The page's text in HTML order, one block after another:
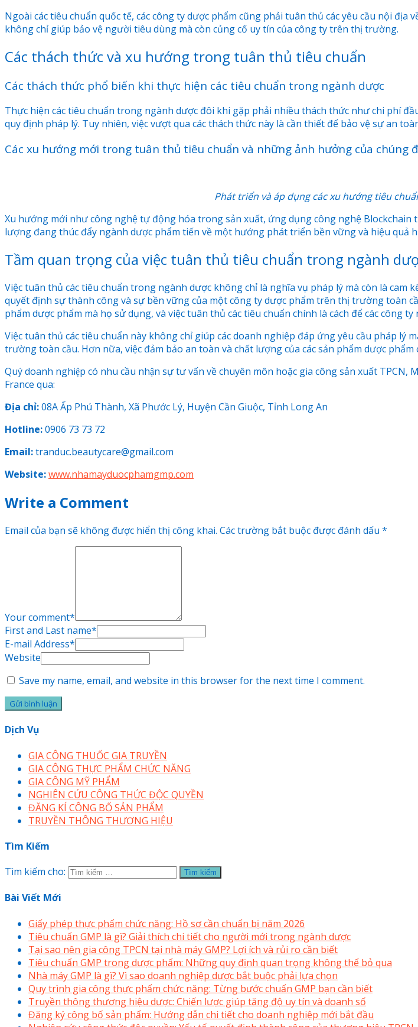
Ngoài các tiêu chuẩn quốc tế, các công ty dược phẩm cũng phải tuân thủ các yêu cầu nội
không chỉ giúp bảo vệ người tiêu dùng mà còn củng cố uy tín của công ty trên thị trường.
Các thách thức và xu hướng trong tuân thủ tiêu chuẩn
Các thách thức phổ biến khi thực hiện các tiêu chuẩn trong ngành dược
Thực hiện các tiêu chuẩn trong ngành dược đôi khi gặp phải nhiều thách thức như chi phí
quy định pháp lý. Tuy nhiên, việc vượt qua các thách thức này là cần thiết để bảo vệ sự an
Các xu hướng mới trong tuân thủ tiêu chuẩn và những ảnh hưởng của chúng
Phát triển và áp dụng các xu hướng tiêu
Xu hướng mới như công nghệ tự động hóa trong sản xuất, ứng dụng công nghệ
lượng đang thúc đẩy ngành dược phẩm tiến về một hướng phát triển bền vững và hiệu quả
Tầm quan trọng của việc tuân thủ tiêu chuẩn trong ngành
Việc tuân thủ các tiêu chuẩn trong ngành dược không chỉ là nghĩa vụ pháp lý mà còn là cam
quyết định sự thành công và sự bền vững của một công ty dược phẩm trên thị trường toàn
phẩm dược phẩm mà họ sử dụng, và việc tuân thủ các tiêu chuẩn chính là cách để các công
Việc tuân thủ các tiêu chuẩn này không chỉ giúp các doanh nghiệp đáp ứng yêu cầu pháp
trường toàn cầu. Hơn nữa, việc đảm bảo an toàn và chất lượng của các sản phẩm dược
Quý doanh nghiệp có nhu cầu nhận sự tư vấn về chuyên môn hoặc gia công sản xuất
France qua:
Địa chỉ:08A Ấp Phú Thành, Xã Phước Lý, Huyện Cần Giuộc, Tỉnh Long An
Hotline:0906 73 73 72
Email:tranduc.beautycare@gmail.com
Website:www.nhamayduocphamgmp.com
Write a Comment
Email của bạn sẽ không được hiển thị công khai. Các trường bắt buộc được đánh dấu *
Your comment*
First and Last name*
E-mail Address*
Website
Save my name, email, and website in this browser for the next time I comment.
Dịch Vụ
GIA CÔNG THUỐC GIA TRUYỀN
GIA CÔNG THỰC PHẨM CHỨC NĂNG
GIA CÔNG MỸ PHẨM
NGHIÊN CỨU CÔNG THỨC ĐỘC QUYỀN
ĐĂNG KÍ CÔNG BỐ SẢN PHẨM
TRUYỀN THÔNG THƯƠNG HIỆU
Tìm Kiếm
Tìm kiếm cho:
Bài Viết Mới
Giấy phép thực phẩm chức năng: Hồ sơ cần chuẩn bị năm 2026
Tiêu chuẩn GMP là gì? Giải thích chi tiết cho người mới trong ngành dược
Tại sao nên gia công TPCN tại nhà máy GMP? Lợi ích và rủi ro cần biết
Tiêu chuẩn GMP trong dược phẩm: Những quy định quan trọng không thể bỏ qua
Nhà máy GMP là gì? Vì sao doanh nghiệp dược bắt buộc phải lựa chọn
Quy trình gia công thực phẩm chức năng: Từng bước chuẩn GMP bạn cần biết
Truyền thông thương hiệu dược: Chiến lược giúp tăng độ uy tín và doanh số
Đăng ký công bố sản phẩm: Hướng dẫn chi tiết cho doanh nghiệp mới bắt đầu